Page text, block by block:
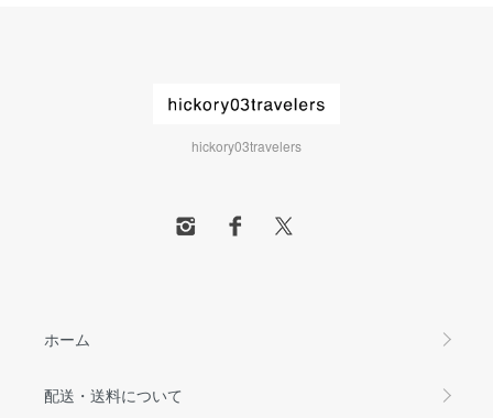
hickory03travelers
ホーム
配送・送料について